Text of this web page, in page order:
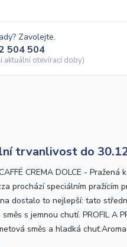
Zavolejte.
504 504
aktuální otevírací doby)
trvanlivost do
CREMA DOLCE - Pražená
prochází speciálním pražícím
dostalo to nejlepší: tato
s jemnou chutí. PROFIL A
směs a hladká